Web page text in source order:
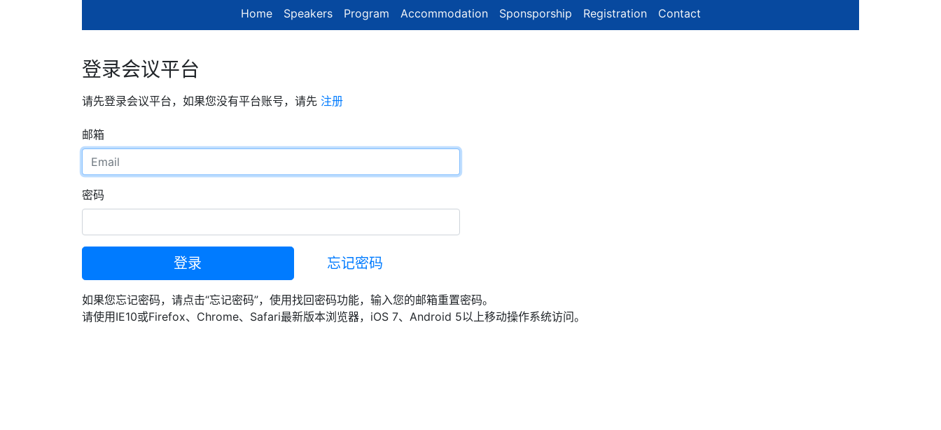
Home Speakers Program Accommodation Sponsporship Registration Contact
登录会议平台
请先登录会议平台，如果您没有平台账号，请先 注册
邮箱
密码
登录 忘记密码
如果您忘记密码，请点击“忘记密码”，使用找回密码功能，输入您的邮箱重置密码。
请使用IE10或Firefox、Chrome、Safari最新版本浏览器，iOS 7、Android 5以上移动操作系统访问。